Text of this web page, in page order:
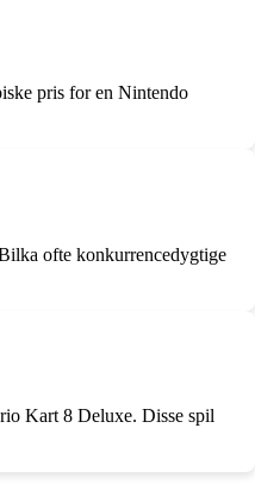
pris for en Nintendo
ofte konkurrencedygtige
Kart 8 Deluxe. Disse spil